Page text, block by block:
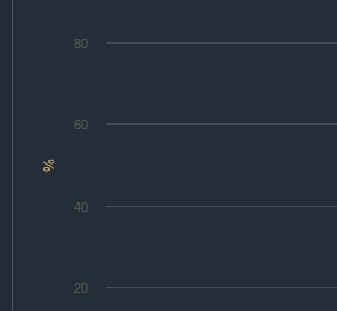
%
20
40
60
80